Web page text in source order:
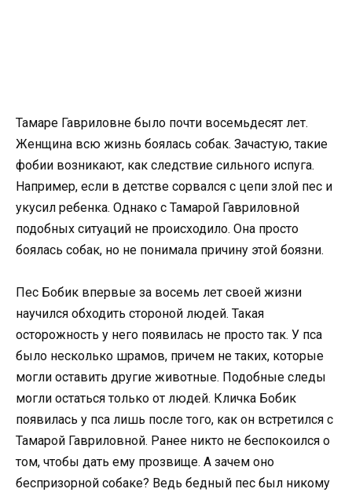
Тамаре Гавриловне было почти восемьдесят лет.
Женщина всю жизнь боялась собак. Зачастую, такие
фобии возникают, как следствие сильного испуга.
Например, если в детстве сорвался с цепи злой пес и
укусил ребенка. Однако с Тамарой Гавриловной
подобных ситуаций не происходило. Она просто
боялась собак, но не понимала причину этой боязни.
Пес Бобик впервые за восемь лет своей жизни
научился обходить стороной людей. Такая
осторожность у него появилась не просто так. У пса
было несколько шрамов, причем не таких, которые
могли оставить другие животные. Подобные следы
могли остаться только от людей. Кличка Бобик
появилась у пса лишь после того, как он встретился с
Тамарой Гавриловной. Ранее никто не беспокоился о
том, чтобы дать ему прозвище. А зачем оно
беспризорной собаке? Ведь бедный пес был никому